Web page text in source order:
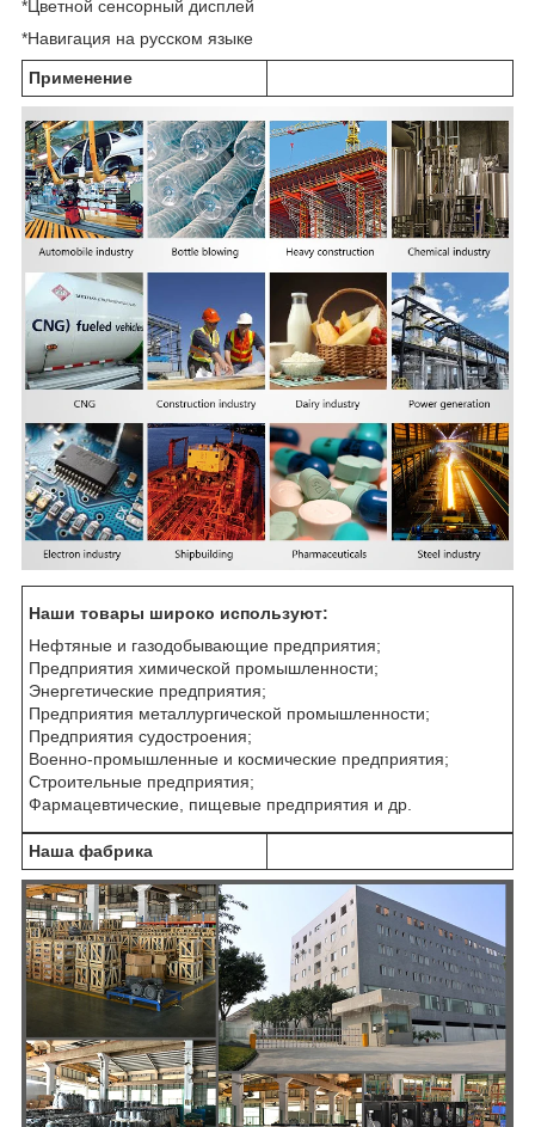
*Цветной сенсорный дисплей
*Навигация на русском языке
Применение
Наши товары широко используют:
Нефтяные и газодобывающие предприятия;
Предприятия химической промышленности;
Энергетические предприятия;
Предприятия металлургической промышленности;
Предприятия судостроения;
Военно-промышленные и космические предприятия;
Строительные предприятия;
Фармацевтические, пищевые предприятия и др.
Наша фабрика